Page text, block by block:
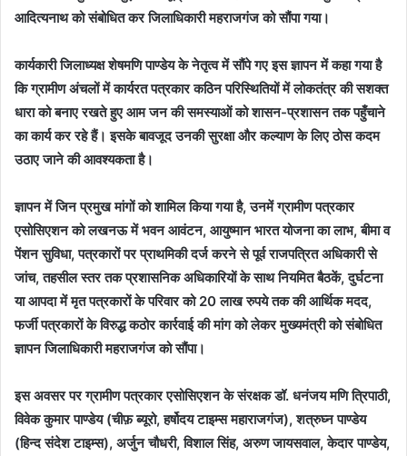
आदित्यनाथ को संबोधित कर जिलाधिकारी महराजगंज को सौंपा गया।
कार्यकारी जिलाध्यक्ष शेषमणि पाण्डेय के नेतृत्व में सौंपे गए इस ज्ञापन में कहा गया है
कि ग्रामीण अंचलों में कार्यरत पत्रकार कठिन परिस्थितियों में लोकतंत्र की सशक्त
धारा को बनाए रखते हुए आम जन की समस्याओं को शासन-प्रशासन तक पहुँचाने
का कार्य कर रहे हैं। इसके बावजूद उनकी सुरक्षा और कल्याण के लिए ठोस कदम
उठाए जाने की आवश्यकता है।
ज्ञापन में जिन प्रमुख मांगों को शामिल किया गया है, उनमें ग्रामीण पत्रकार
एसोसिएशन को लखनऊ में भवन आवंटन, आयुष्मान भारत योजना का लाभ, बीमा व
पेंशन सुविधा, पत्रकारों पर प्राथमिकी दर्ज करने से पूर्व राजपत्रित अधिकारी से
जांच, तहसील स्तर तक प्रशासनिक अधिकारियों के साथ नियमित बैठकें, दुर्घटना
या आपदा में मृत पत्रकारों के परिवार को 20 लाख रुपये तक की आर्थिक मदद,
फर्जी पत्रकारों के विरुद्ध कठोर कार्रवाई की मांग को लेकर मुख्यमंत्री को संबोधित
ज्ञापन जिलाधिकारी महराजगंज को सौंपा।
इस अवसर पर ग्रामीण पत्रकार एसोसिएशन के संरक्षक डॉ. धनंजय मणि त्रिपाठी,
विवेक कुमार पाण्डेय (चीफ़ ब्यूरो, हर्षोदय टाइम्स महाराजगंज), शत्रुघ्न पाण्डेय
(हिन्द संदेश टाइम्स), अर्जुन चौधरी, विशाल सिंह, अरुण जायसवाल, केदार पाण्डेय,